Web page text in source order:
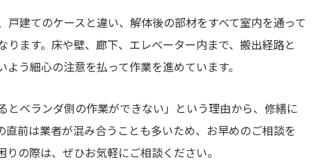
建てのケースと違い、解体後の部材をすべて室内を通って
ます。床や壁、廊下、エレベーター内まで、搬出経路と
う細心の注意を払って作業を進めています。
ベランダ側の作業ができない」という理由から、修繕に
前は業者が混み合うことも多いため、お早めのご相談を
の際は、ぜひお気軽にご相談ください。